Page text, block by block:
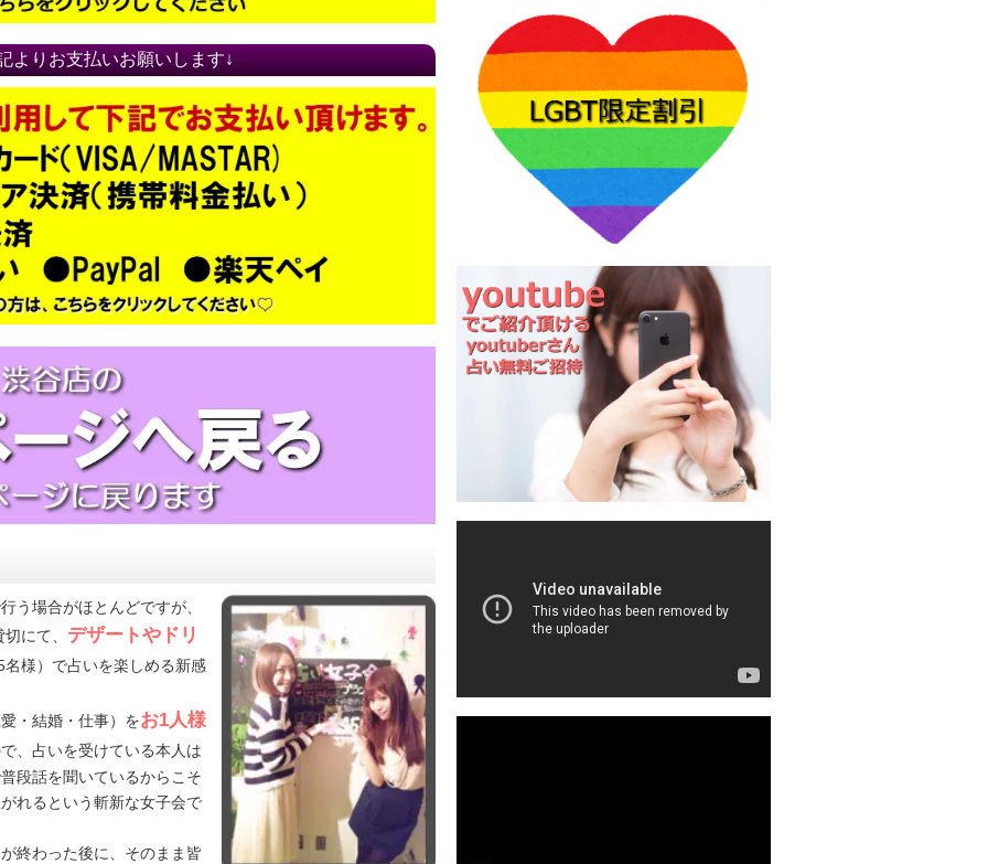
よりお支払いお願いします↓
う場合がほとんどですが、
にて、 デザートやドリ
様）で占いを楽しめる新感
・結婚・仕事）をお1人様
、占いを受けている本人は
段話を聞いているからこそ
れるという斬新な女子会で
終わった後に、そのまま皆